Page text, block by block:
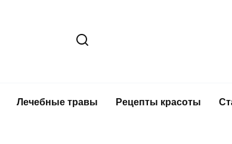
Лечебные травы Рецепты красоты